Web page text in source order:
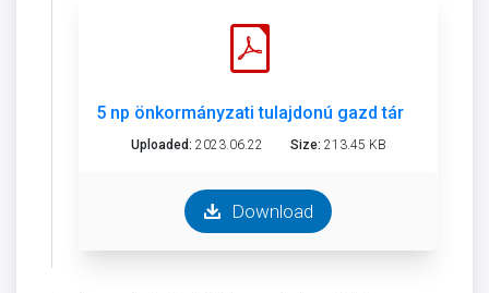
5 np önkormányzati tulajdonú gazd társ
Uploaded: 2023.06.22 Size: 213.45 KB
Download